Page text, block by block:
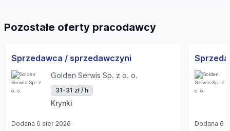
Pozostałe oferty pracodawcy
Sprzedawca / sprzedawczyni
Golden Serwis Sp. z o. o.
31-31 zł / h
Krynki
Dodana 6 sier 2026 Dodana 6